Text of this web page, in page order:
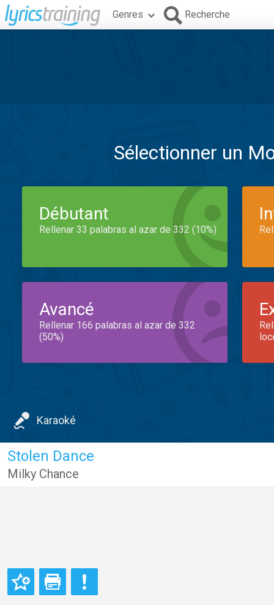
Genres Recherche
Sélectionner un
Débutant
Rellenar 33 palabras al azar de 332 (10%)
Avancé
Rellenar 166 palabras al azar de 332
(50%)
Karaoké
Stolen Dance
Milky Chance